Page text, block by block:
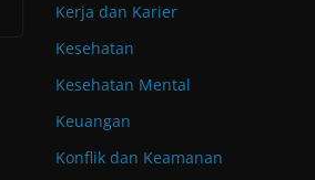
Kerja dan Karier
Kesehatan
Kesehatan Mental
Keuangan
Konflik dan Keamanan